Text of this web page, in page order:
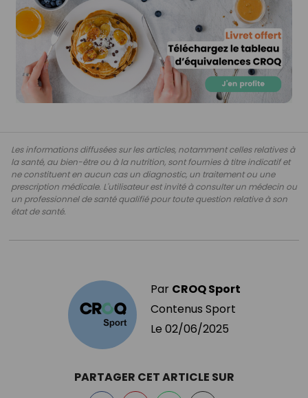
Les informations diffusées sur les articles, notamment celles relatives à
la santé, au bien-être ou à la nutrition, sont fournies à titre indicatif et
ne constituent en aucun cas un diagnostic, un traitement ou une
prescription médicale. L'utilisateur est invité à consulter un médecin ou
un professionnel de santé qualifié pour toute question relative à son
état de santé.
Par CROQ Sport
Contenus Sport
Le 02/06/2025
PARTAGER CET ARTICLE SUR